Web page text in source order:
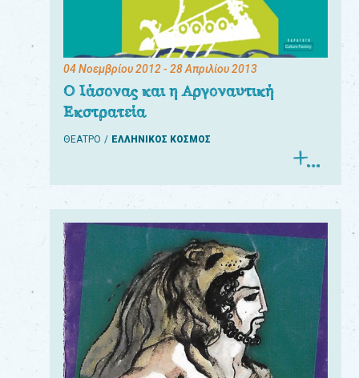
04 Νοεμβρίου 2012- 28 Απριλίου 2013
Ο Ιάσονας και η Αργοναυτική
Εκστρατεία
ΘΕΑΤΡΟ ΕΛΛΗΝΙΚΟΣ ΚΟΣΜΟΣ